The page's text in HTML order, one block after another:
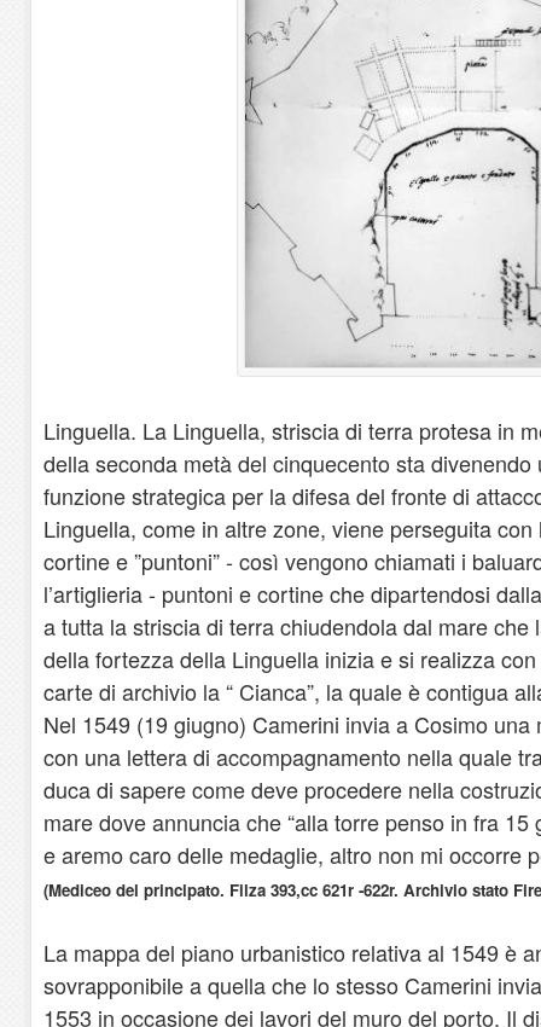
Linguella. La Linguella, striscia di terra protesa in
della seconda metà del cinquecento sta
funzione strategica per la difesa del fronte di
Linguella, come in altre zone, viene perseguita
cortine e ”puntoni” - così vengono chiamati i
l’artiglieria - puntoni e cortine che dipartendosi
a tutta la striscia di terra chiudendola dal mare che
della fortezza della Linguella inizia e si realizza
carte di archivio la “ Cianca”, la quale è contigua
Nel 1549 (19 giugno) Camerini invia a Cosimo
con una lettera di accompagnamento nella quale
duca di sapere come deve procedere nella
mare dove annuncia che “alla torre penso in fra
e aremo caro delle medaglie, altro non mi occorre
(Mediceo del principato. Filza 393,cc 621r -622r. Archivio stato
La mappa del piano urbanistico relativa al 1549 è
sovrapponibile a quella che lo stesso Camerini
1553 in occasione dei lavori del muro del porto. Il